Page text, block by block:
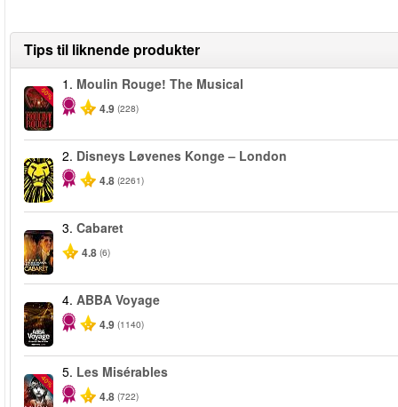
Tips til liknende produkter
-50%
1. Moulin Rouge! The Musical
4.9 (228)
2. Disneys Løvenes Konge – London
4.8 (2261)
3. Cabaret
4.8 (6)
4. ABBA Voyage
4.9 (1140)
-40%
5. Les Misérables
4.8 (722)